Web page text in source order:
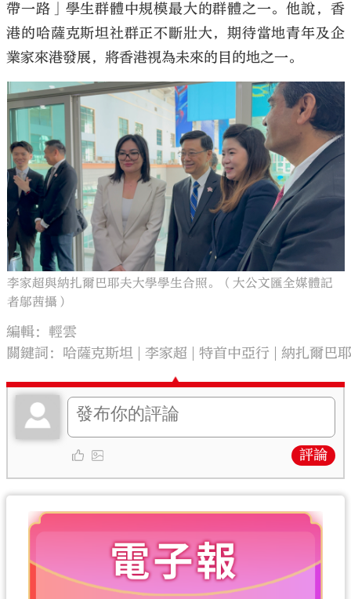
帶一路」學生群體中規模最大的群體之一。他說，香
港的哈薩克斯坦社群正不斷壯大，期待當地青年及企
業家來港發展，將香港視為未來的目的地之一。
李家超與納扎爾巴耶夫大學學生合照。（大公文匯全媒體記
者鄔茜攝）
編輯：輕雲
關鍵詞： 哈薩克斯坦 李家超 特首中亞行 納扎爾巴
評論